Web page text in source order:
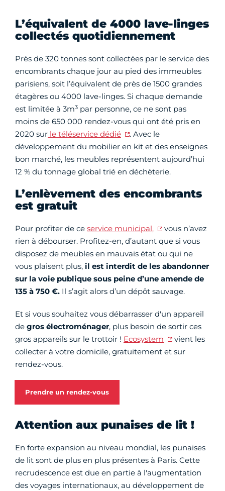
L’équivalent de 4000 lave-linges
collectés quotidiennement
Près de 320 tonnes sont collectées par le service des
encombrants chaque jour au pied des immeubles
parisiens, soit l’équivalent de près de 1500 grandes
étagères ou 4000 lave-linges. Si chaque demande
est limitée à 3m3 par personne, ce ne sont pas
moins de 650 000 rendez-vous qui ont été pris en
2020 sur le téléservice dédié
. Avec le
développement du mobilier en kit et des enseignes
bon marché, les meubles représentent aujourd’hui
12 % du tonnage global trié en déchèterie.
L’enlèvement des encombrants
est gratuit
Pour profiter de ce service municipal,
vous n’avez
rien à débourser. Profitez-en, d’autant que si vous
disposez de meubles en mauvais état ou qui ne
vous plaisent plus, il est interdit de les abandonner
sur la voie publique sous peine d’une amende de
135 à 750 €. Il s’agit alors d’un dépôt sauvage.
Et si vous souhaitez vous débarrasser d'un appareil
de gros électroménager, plus besoin de sortir ces
gros appareils sur le trottoir ! Ecosystem
vient les
collecter à votre domicile, gratuitement et sur
rendez-vous.
Prendre un rendez-vous
Attention aux punaises de lit !
En forte expansion au niveau mondial, les punaises
de lit sont de plus en plus présentes à Paris. Cette
recrudescence est due en partie à l'augmentation
des voyages internationaux, au développement de